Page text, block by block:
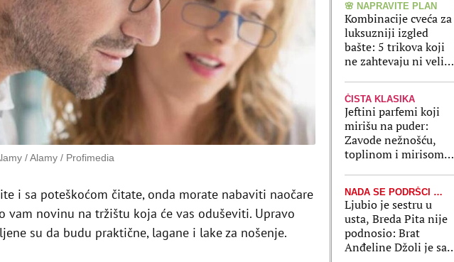
/ Alamy / Profimedia
i sa poteškoćom čitate, onda morate nabaviti naočare
vam novinu na tržištu koja će vas oduševiti. Upravo
su da budu praktične, lagane i lake za nošenje.
🌸 NAPRAVITE PLAN
Kombinacije cveća za
luksuzniji izgled
bašte: 5 trikova koji
ne zahtevaju ni veliki
ČISTA KLASIKA
Jeftini parfemi koji
mirišu na puder:
Zavode nežnošću,
toplinom i mirisom
NADA SE PODRŠCI PORODICE
Ljubio je sestru u
usta, Breda Pita nije
podnosio: Brat
Anđeline Džoli je sad